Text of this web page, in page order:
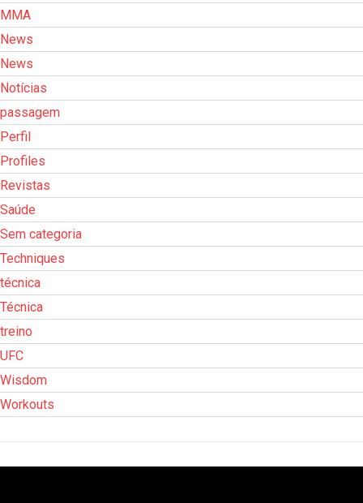
MMA
News
News
Notícias
passagem
Perfil
Profiles
Revistas
Saúde
Sem categoria
Techniques
técnica
Técnica
treino
UFC
Wisdom
Workouts